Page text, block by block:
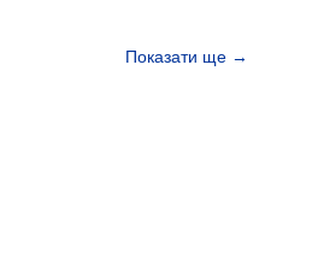
Показати ще →